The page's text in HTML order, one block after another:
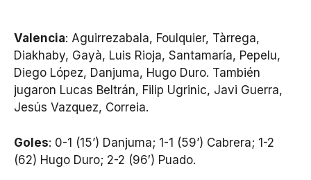
Valencia: Aguirrezabala, Foulquier, Tàrrega,
Diakhaby, Gayà, Luis Rioja, Santamaría, Pepelu,
Diego López, Danjuma, Hugo Duro. También
jugaron Lucas Beltrán, Filip Ugrinic, Javi Guerra,
Jesús Vazquez, Correia.
Goles: 0-1 (15’) Danjuma; 1-1 (59’) Cabrera; 1-2
(62) Hugo Duro; 2-2 (96′) Puado.